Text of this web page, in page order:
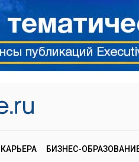
КАРЬЕРА БИЗНЕС-